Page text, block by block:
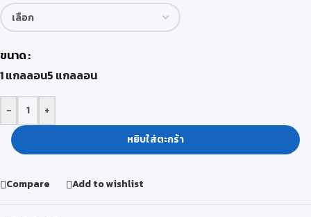
ขนาด
1 แกลลอน5 แกลลอน
-
+
หยิบใส่ตะกร้า
Compare Add to wishlist